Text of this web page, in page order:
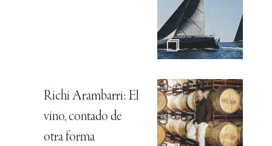
Richi Arambarri: El
vino, contado de
otra forma